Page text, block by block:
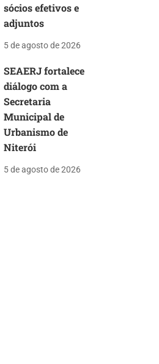
sócios efetivos e
adjuntos
5 de agosto de 2026
SEAERJ fortalece
diálogo com a
Secretaria
Municipal de
Urbanismo de
Niterói
5 de agosto de 2026